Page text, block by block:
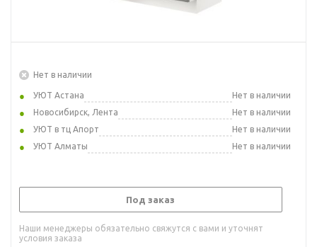
Нет в наличии
УЮТ Астана
Нет в наличии
Новосибирск, Лента
Нет в наличии
УЮТ в тц Апорт
Нет в наличии
УЮТ Алматы
Нет в наличии
Под заказ
Наши менеджеры обязательно свяжутся с вами и уточнят
условия заказа